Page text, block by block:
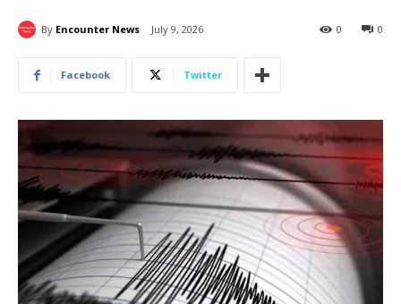
By Encounter News July 9, 2026 0
0
Facebook Twitter